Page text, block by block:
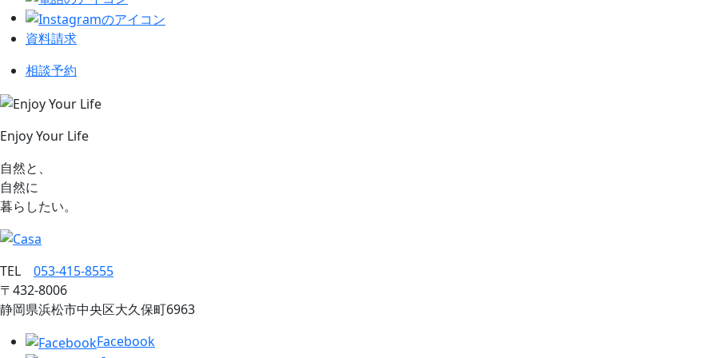
資料請求
相談予約
Enjoy Your Life
自然と、
自然に
暮らしたい。
TEL 053‐415‐8555
〒432‐8006
静岡県浜松市中央区大久保町6963
Facebook